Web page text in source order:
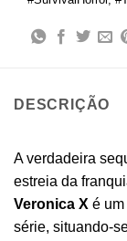
DESCRIÇÃO
A verdadeira
estreia da
Veronica X é
série, situando-